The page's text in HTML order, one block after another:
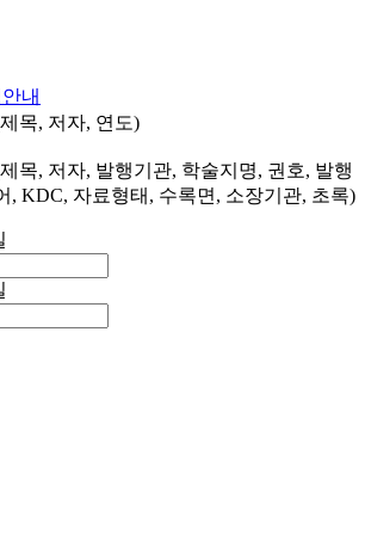
내
목, 저자, 연도)
목, 저자, 발행기관, 학술지명, 권호, 발행
, KDC, 자료형태, 수록면, 소장기관, 초록)